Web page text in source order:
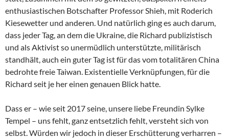
enthusiastischen Botschafter Professor Shieh, mit Roderich
Kiesewetter und anderen. Und natürlich ging es auch darum,
dass jeder Tag, an dem die Ukraine, die Richard publizistisch
und als Aktivist so unermüdlich unterstützte, militärisch
standhält, auch ein guter Tag ist für das vom totalitären China
bedrohte freie Taiwan. Existentielle Verknüpfungen, für die
Richard seit je her einen genauen Blick hatte.
Dass er – wie seit 2017 seine, unsere liebe Freundin Sylke
Tempel – uns fehlt, ganz entsetzlich fehlt, versteht sich von
selbst. Würden wir jedoch in dieser Erschütterung verharren –